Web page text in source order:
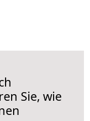
Sie, wie